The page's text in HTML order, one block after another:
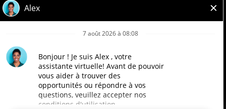
Accessibilité
Compagnies Loblaw